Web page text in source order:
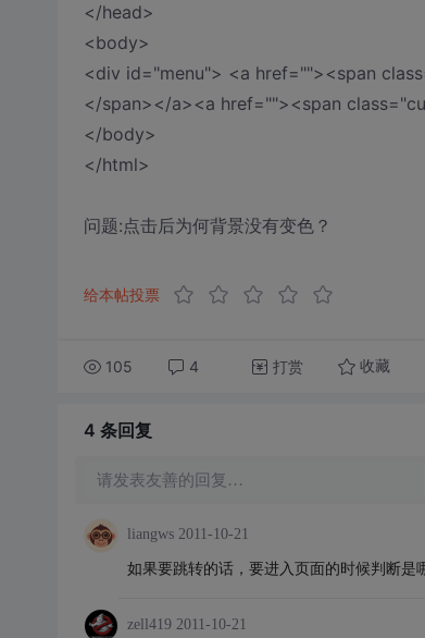
</head>
<body>
<div id="menu"> <a href=""><span
</span></a><a href=""><span
</body>
</html>
问题:点击后为何背景没有变色？
给本帖投票
105 4 打赏 收藏
4 条回复
请发表友善的回复…
liangws 2011-10-21
如果要跳转的话，要进入页面的时候判断是
zell419 2011-10-21